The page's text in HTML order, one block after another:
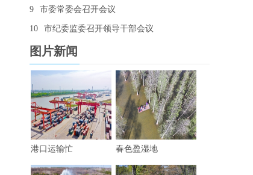
9 市委常委会召开会议
10 市纪委监委召开领导干部会议
图片新闻
港口运输忙 春色盈湿地